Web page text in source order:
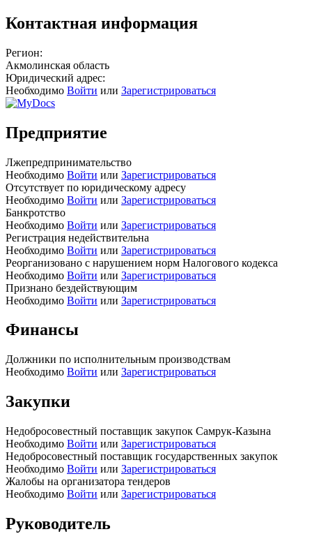
Контактная информация
Регион:
Акмолинская область
Юридический адрес:
Необходимо Войти или Зарегистрироваться
Предприятие
Лжепредпринимательство
Необходимо Войти или Зарегистрироваться
Отсутствует по юридическому адресу
Необходимо Войти или Зарегистрироваться
Банкротство
Необходимо Войти или Зарегистрироваться
Регистрация недействительна
Необходимо Войти или Зарегистрироваться
Реорганизовано с нарушением норм Налогового кодекса
Необходимо Войти или Зарегистрироваться
Признано бездействующим
Необходимо Войти или Зарегистрироваться
Финансы
Должники по исполнительным производствам
Необходимо Войти или Зарегистрироваться
Закупки
Недобросовестный поставщик закупок Самрук-Казына
Необходимо Войти или Зарегистрироваться
Недобросовестный поставщик государственных закупок
Необходимо Войти или Зарегистрироваться
Жалобы на организатора тендеров
Необходимо Войти или Зарегистрироваться
Руководитель